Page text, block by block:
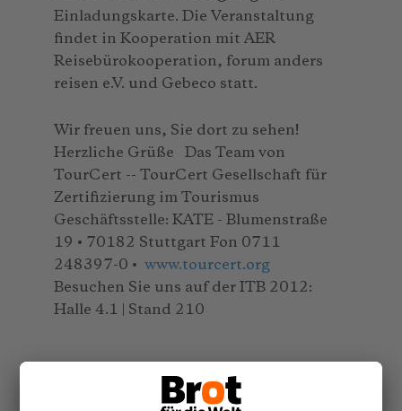
Einladungskarte. Die Veranstaltung
findet in Kooperation mit AER
Reisebürokooperation, forum anders
reisen e.V. und Gebeco statt.
Wir freuen uns, Sie dort zu sehen!
Herzliche Grüße Das Team von
TourCert -- TourCert Gesellschaft für
Zertifizierung im Tourismus
Geschäftsstelle: KATE - Blumenstraße
19 • 70182 Stuttgart Fon 0711
248397-0 • www.tourcert.org
Besuchen Sie uns auf der ITB 2012:
Halle 4.1 | Stand 210